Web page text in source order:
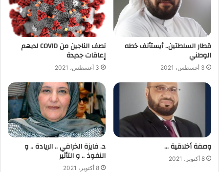
قطار السلطتين.. أيستأنف خطه
الوطني
3 أغسطس، 2021
نصف الناجين من COVID لديهم
إعاقات جديدة
3 أغسطس، 2021
وصفة أخلاقية …
8 أكتوبر، 2021
د. فايزة الخرافي .. الريادة .. و
النفوذ .. و التأثير
8 أكتوبر، 2021